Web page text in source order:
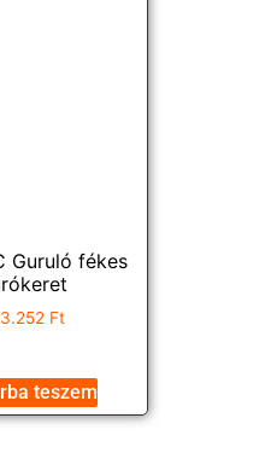
Guruló fékes
Ft
teszem